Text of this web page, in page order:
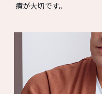
療が大切です。